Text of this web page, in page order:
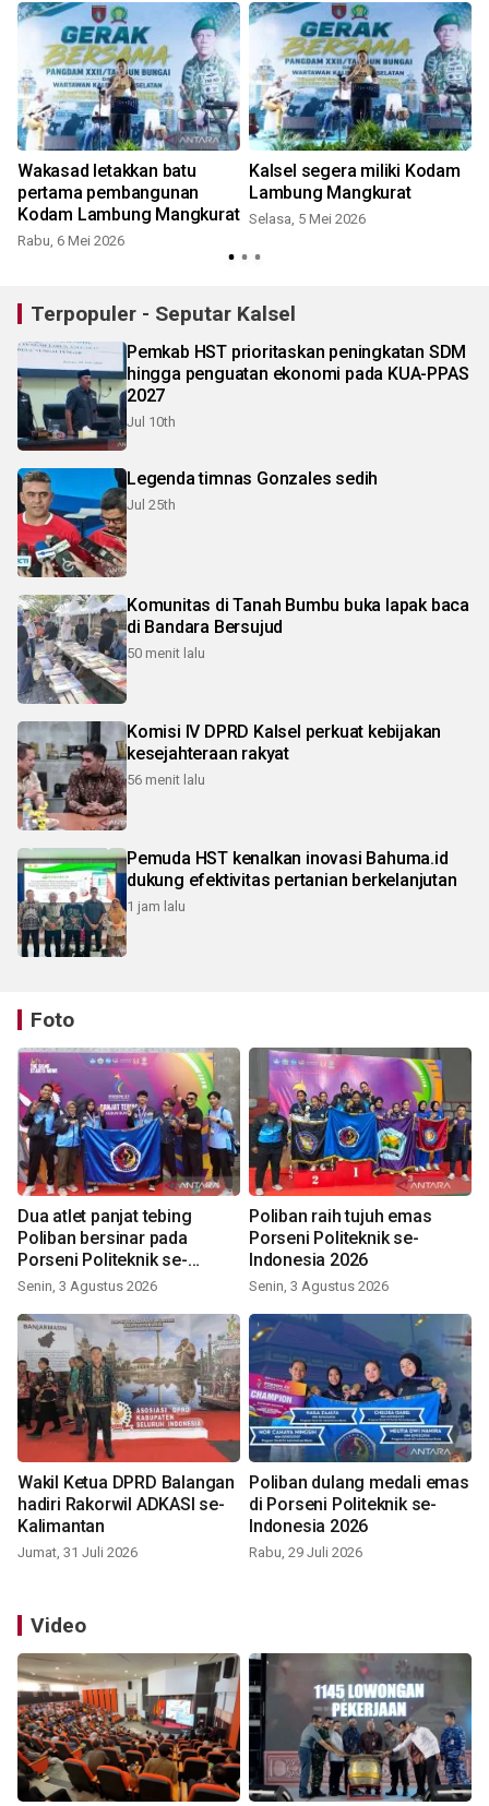
Wakasad letakkan batu
pertama pembangunan
Kodam Lambung Mangkurat
Rabu, 6 Mei 2026
Kalsel segera miliki Kodam
Lambung Mangkurat
Selasa, 5 Mei 2026
Terpopuler - Seputar Kalsel
Pemkab HST prioritaskan peningkatan SDM
hingga penguatan ekonomi pada KUA-PPAS
2027
Jul 10th
Legenda timnas Gonzales sedih
Jul 25th
Komunitas di Tanah Bumbu buka lapak baca
di Bandara Bersujud
50 menit lalu
Komisi IV DPRD Kalsel perkuat kebijakan
kesejahteraan rakyat
56 menit lalu
Pemuda HST kenalkan inovasi Bahuma.id
dukung efektivitas pertanian berkelanjutan
1 jam lalu
Foto
Dua atlet panjat tebing
Poliban bersinar pada
Porseni Politeknik se-
Indonesia 2026
Senin, 3 Agustus 2026
Poliban raih tujuh emas
Porseni Politeknik se-
Indonesia 2026
Senin, 3 Agustus 2026
Wakil Ketua DPRD Balangan
hadiri Rakorwil ADKASI se-
Kalimantan
Jumat, 31 Juli 2026
Poliban dulang medali emas
di Porseni Politeknik se-
Indonesia 2026
Rabu, 29 Juli 2026
Video